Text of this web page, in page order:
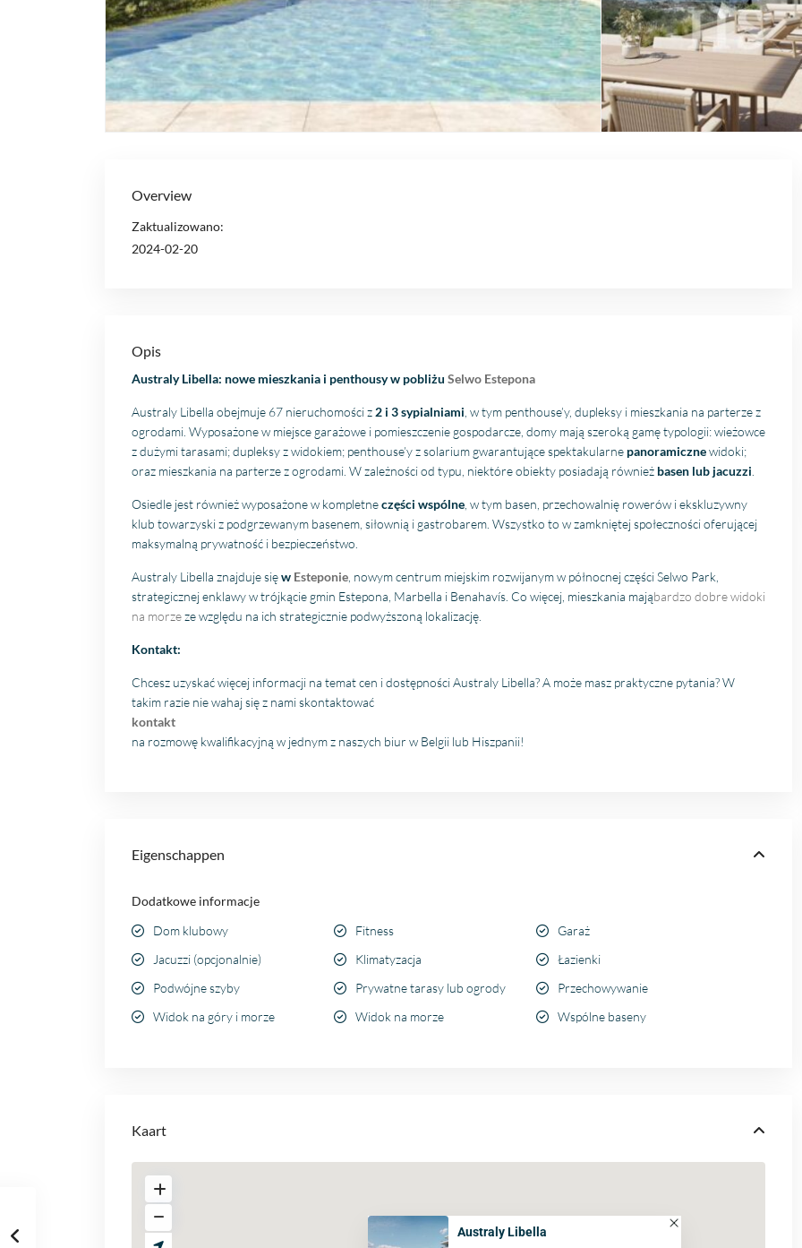
Overview
Zaktualizowano:
2024-02-20
Opis
Australy Libella: nowe mieszkania i penthousy w pobliżu Selwo Estepona
Australy Libella obejmuje 67 nieruchomości z 2 i 3 sypialniami , w tym penthouse’y, dupleksy i mieszkania na parterze z
ogrodami. Wyposażone w miejsce garażowe i pomieszczenie gospodarcze, domy mają szeroką gamę typologii: wieżowce
z dużymi tarasami; dupleksy z widokiem; penthouse’y z solarium gwarantujące spektakularne panoramicznewidoki;
oraz mieszkania na parterze z ogrodami. W zależności od typu, niektóre obiekty posiadają również basen lub jacuzzi
Osiedle jest również wyposażone w kompletneczęści wspólne , w tym basen, przechowalnię rowerów i ekskluzywny
klub towarzyski z podgrzewanym basenem, siłownią i gastrobarem. Wszystko to w zamkniętej społeczności oferującej
maksymalną prywatność i bezpieczeństwo.
Australy Libella znajduje sięw Esteponie , nowym centrum miejskim rozwijanym w północnej części Selwo Park,
strategicznej enklawy w trójkącie gmin Estepona, Marbella i Benahavís. Co więcej, mieszkania mająbardzo dobre widoki
na morzeze względu na ich strategicznie podwyższoną lokalizację.
Kontakt:
Chcesz uzyskać więcej informacji na temat cen i dostępności Australy Libella? A może masz praktyczne pytania? W
takim razie nie wahaj się z nami skontaktować
kontakt
na rozmowę kwalifikacyjną w jednym z naszych biur w Belgii lub Hiszpanii!
Eigenschappen
Dodatkowe informacje
Dom klubowy
Fitness
Garaż
Jacuzzi (opcjonalnie)
Klimatyzacja
Łazienki
Podwójne szyby
Prywatne tarasy lub ogrody
Przechowywanie
Widok na góry i morze
Widok na morze Wspólne baseny
Kaart
Australy Libella